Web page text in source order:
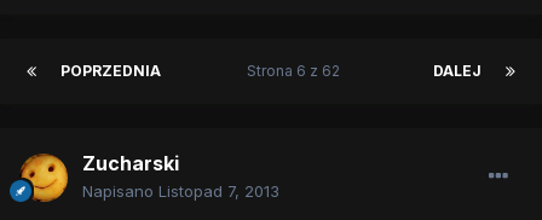
POPRZEDNIA DALEJ
Strona 6 z 62
Zucharski
Napisano Listopad 7, 2013